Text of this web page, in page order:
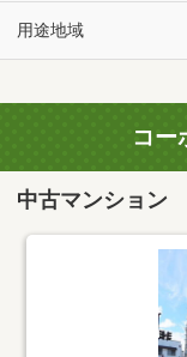
用途地域
コー
中古マンション